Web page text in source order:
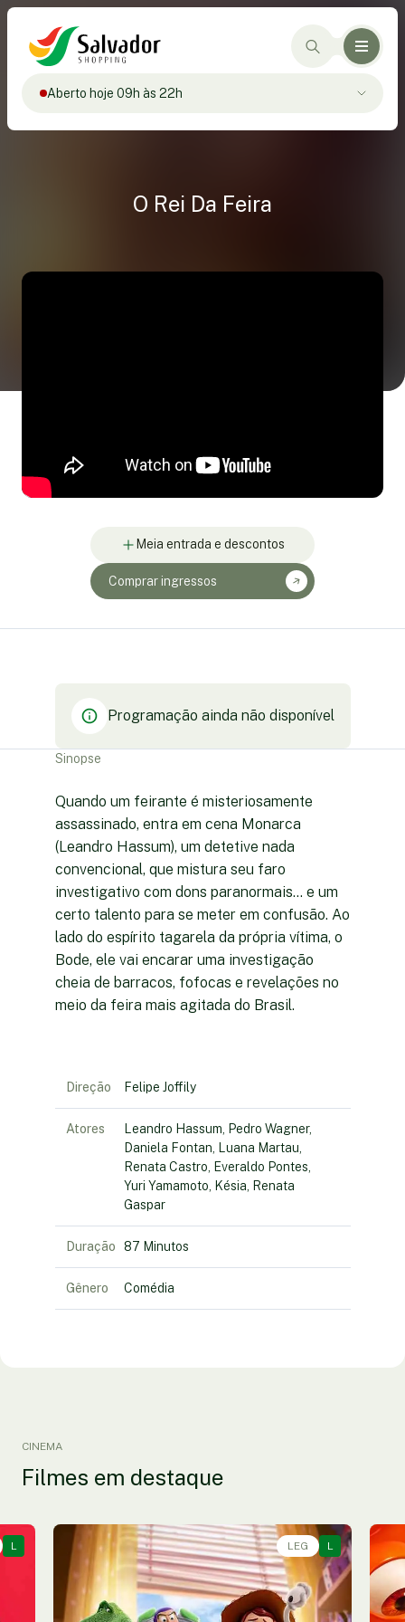
Aberto hoje 09h às 22h
O Rei Da Feira
Meia entrada e descontos
Comprar ingressos
Programação ainda não disponível
Sinopse
Quando um feirante é misteriosamente
assassinado, entra em cena Monarca
(Leandro Hassum), um detetive nada
convencional, que mistura seu faro
investigativo com dons paranormais... e um
certo talento para se meter em confusão. Ao
lado do espírito tagarela da própria vítima, o
Bode, ele vai encarar uma investigação
cheia de barracos, fofocas e revelações no
meio da feira mais agitada do Brasil.
Direção Felipe Joffily
Atores
Leandro Hassum, Pedro Wagner,
Daniela Fontan, Luana Martau,
Renata Castro, Everaldo Pontes,
Yuri Yamamoto, Késia, Renata
Gaspar
Duração 87 Minutos
Gênero Comédia
CINEMA
Filmes em destaque
L LEG L
Animação, Aventura, Comédia • • 1h40